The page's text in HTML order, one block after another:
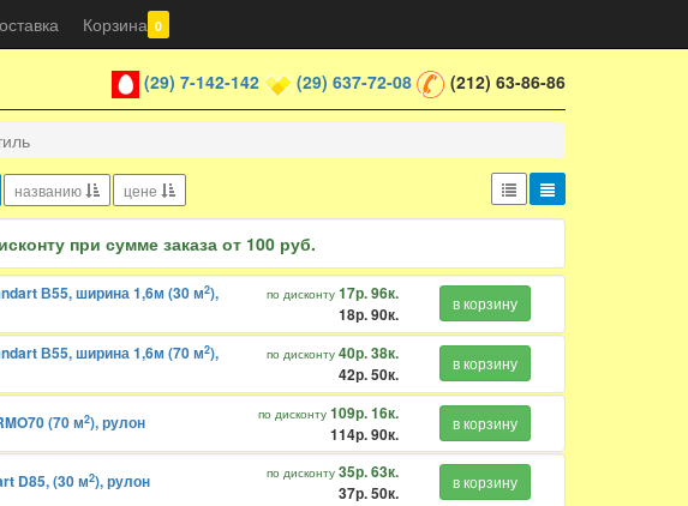
Корзина 0
(29) 7-142-142 (29) 637-72-08 (212) 63-86-86
названию цене
при сумме заказа от 100 руб.
В55, ширина 1,6м (30 м2),
по дисконту17р. 96к.
18р. 90к.
в корзину
В55, ширина 1,6м (70 м2),
по дисконту40р. 38к.
42р. 50к.
в корзину
(70 м2), рулон по дисконту109р. 16к.
114р. 90к.
в корзину
D85, (30 м2), рулон по дисконту35р. 63к.
37р. 50к.
в корзину